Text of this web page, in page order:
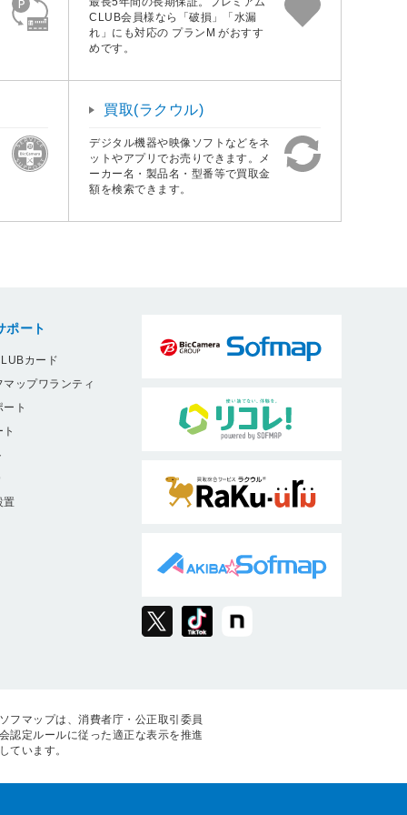
CLUB会員様なら「破損」「水漏
れ」にも対応の プランM がおすす
めです。
買取(ラクウル)
デジタル機器や映像ソフトなどをネ
ットやアプリでお売りできます。メ
ーカー名・製品名・型番等で買取金
額を検索できます。
ポート
カード
ップワランティ
ト
置
ソフマップは、消費者庁・公正取引委員
会認定ルールに従った適正な表示を推進
しています。